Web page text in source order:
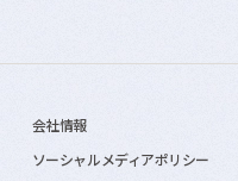
会社情報
ソーシャルメディアポリシー